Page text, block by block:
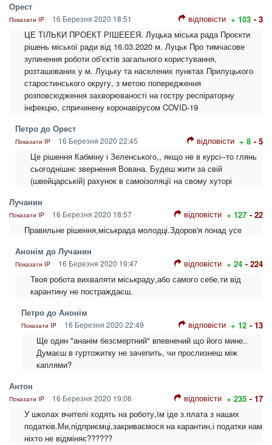
Орест
Показати IP 16 Березня 2020 18:51 відповісти + 103 - 3
ЦЕ ТІЛЬКИ ПРОЕКТ РІШЕЕЕЯ. Луцька міська рада Проєкти
рішень міської ради від 16.03.2020 м. Луцьк Про тимчасове
зупинення роботи об’єктів загального користування,
розташованих у м. Луцьку та населених пунктах Прилуцького
старостинського округу, з метою попередження
розповсюдження захворюваності на гостру респіраторну
інфекцію, спричинену коронавірусом COVID-19
Петро до Орест
Показати IP 16 Березня 2020 22:45 відповісти + 8 - 5
Це рішення Кабміну і Зеленського,, якщо не в курсі--то глянь
сьогоднішнє звернення Вована. Будеш жити за свій
(швейцарській) рахунок в самоізоляції на свому хуторі
Лучанин
Показати IP 16 Березня 2020 18:57 відповісти + 127 - 22
Правильне рішення,міськрада молодці.Здоров'я понад усе
Анонім до Лучанин
Показати IP 16 Березня 2020 19:47 відповісти + 24 - 224
Твоя робота вихваляти міськраду,або самого себе,ти від
карантину не постраждаєш.
Петро до Анонім
Показати IP 16 Березня 2020 22:49 відповісти + 12 - 13
Ще один "ананім безсмертний" впевнений що його мине..
Думаєш в гуртожитку не зачепить, чи прослизнеш між
каплями?
Антон
Показати IP 16 Березня 2020 19:06 відповісти + 235 - 17
У школах вчителі ходять на роботу,їм іде з.плата з наших
податків.Ми,підприємці,закриваємося на карантин,і податки нам
ніхто не відміняє??????